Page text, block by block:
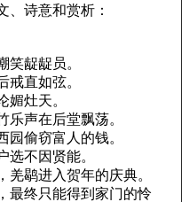
、诗意和赏析：
笑龊龊员。
戒直如弦。
媚灶天。
乐声在后堂飘荡。
园偷窃富人的钱。
选不因贤能。
羌鹖进入贺年的庆典。
最终只能得到家门的怜